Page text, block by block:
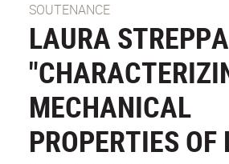
SOUTENANCE
LAURA STREPPA
MECHANICAL
PROPERTIES